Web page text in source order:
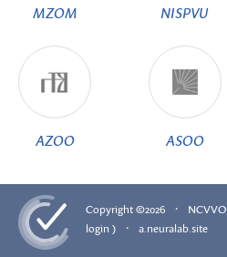
MZOM NISPVU
AZOO ASOO
Copyright ©2026 · NCVVO
login )
· a.neuralab.site